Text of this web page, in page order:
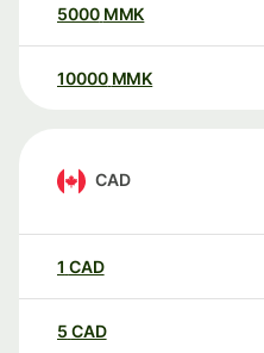
5000 MMK
10000 MMK
CAD
1 CAD
5 CAD